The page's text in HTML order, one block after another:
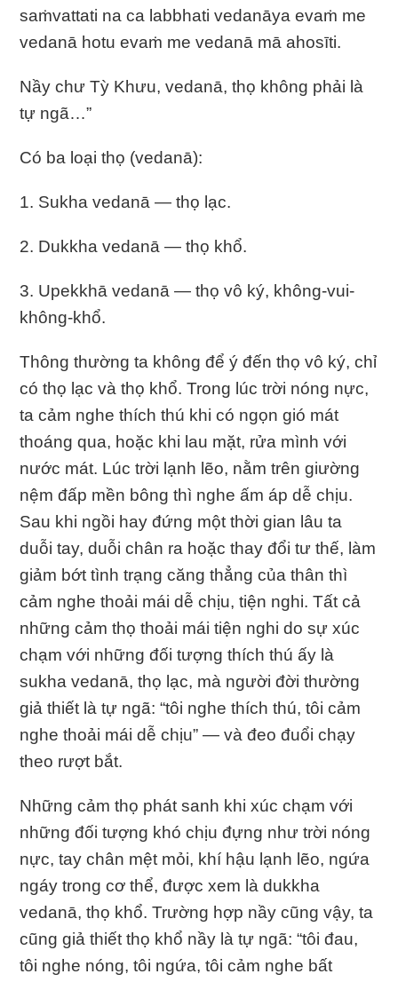
saṁvattati na ca labbhati vedanāya evaṁ me
vedanā hotu evaṁ me vedanā mā ahosīti.
Nầy chư Tỳ Khưu, vedanā, thọ không phải là
tự ngã…”
Có ba loại thọ (vedanā):
1. Sukha vedanā — thọ lạc.
2. Dukkha vedanā — thọ khổ.
3. Upekkhā vedanā — thọ vô ký, không-vui-
không-khổ.
Thông thường ta không để ý đến thọ vô ký, chỉ
có thọ lạc và thọ khổ. Trong lúc trời nóng nực,
ta cảm nghe thích thú khi có ngọn gió mát
thoáng qua, hoặc khi lau mặt, rửa mình với
nước mát. Lúc trời lạnh lẽo, nằm trên giường
nệm đấp mền bông thì nghe ấm áp dễ chịu.
Sau khi ngồi hay đứng một thời gian lâu ta
duỗi tay, duỗi chân ra hoặc thay đổi tư thế, làm
giảm bớt tình trạng căng thẳng của thân thì
cảm nghe thoải mái dễ chịu, tiện nghi. Tất cả
những cảm thọ thoải mái tiện nghi do sự xúc
chạm với những đối tượng thích thú ấy là
sukha vedanā, thọ lạc, mà người đời thường
giả thiết là tự ngã: “tôi nghe thích thú, tôi cảm
nghe thoải mái dễ chịu” — và đeo đuổi chạy
theo rượt bắt.
Những cảm thọ phát sanh khi xúc chạm với
những đối tượng khó chịu đựng như trời nóng
nực, tay chân mệt mỏi, khí hậu lạnh lẽo, ngứa
ngáy trong cơ thể, được xem là dukkha
vedanā, thọ khổ. Trường hợp nầy cũng vậy, ta
cũng giả thiết thọ khổ nầy là tự ngã: “tôi đau,
tôi nghe nóng, tôi ngứa, tôi cảm nghe bất